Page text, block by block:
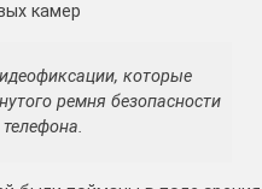
камер
которые
ремня безопасности